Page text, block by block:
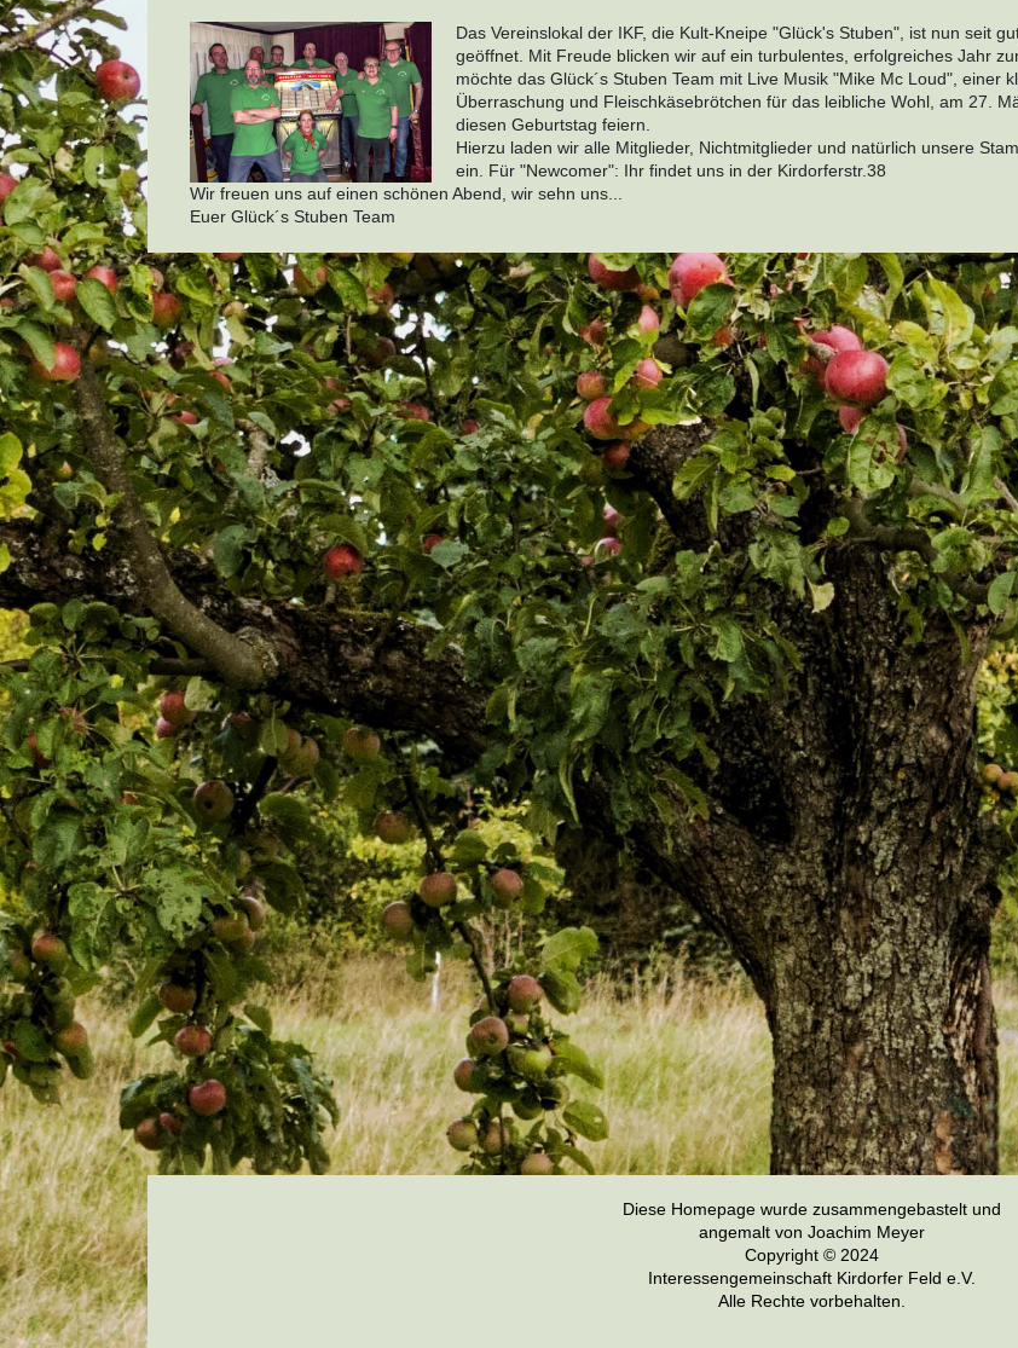
Das Vereinslokal der IKF, die Kult-Kneipe "Glück's Stuben", ist nun seit
geöffnet. Mit Freude blicken wir auf ein turbulentes, erfolgreiches Jahr
möchte das Glück´s Stuben Team mit Live Musik "Mike Mc Loud", einer
Überraschung und Fleischkäsebrötchen für das leibliche Wohl, am 27.
diesen Geburtstag feiern.
Hierzu laden wir alle Mitglieder, Nichtmitglieder und natürlich unsere
ein. Für "Newcomer": Ihr findet uns in der Kirdorferstr.38
Wir freuen uns auf einen schönen Abend, wir sehn uns...
Euer Glück´s Stuben Team
Diese Homepage wurde zusammengebastelt und
angemalt von Joachim Meyer
Copyright © 2024
Interessengemeinschaft Kirdorfer Feld e.V.
Alle Rechte vorbehalten.